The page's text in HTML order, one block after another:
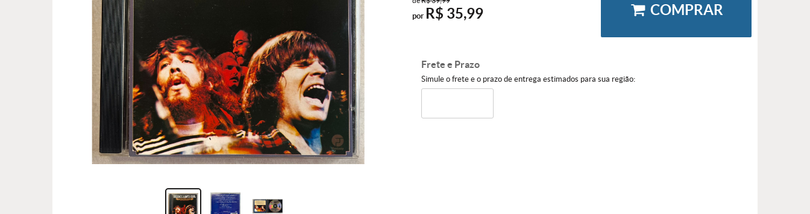
por R$ 35,99 COMPRAR
Frete e Prazo
Simule o frete e o prazo de entrega estimados para sua região: